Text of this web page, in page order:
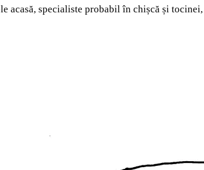
acasă, specialiste probabil în chișcă și